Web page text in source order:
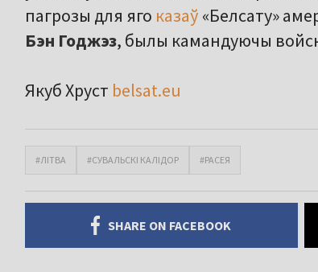
пагрозы для яго казаў «Белсату»
Бэн Годжэз, былы камандуючы
Якуб Хруст belsat.eu
#ЛІТВА #СУВАЛЬСКІ КАЛІДОР #РАСЕЯ
SHARE ON FACEBOOK